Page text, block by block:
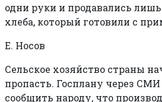
одни руки и продавались
хлеба, который готовили с
Е. Носов
Сельское хозяйство страны
пропасть. Госплану через
сообщить народу, что